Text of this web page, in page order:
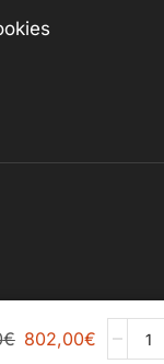
€ 802,00€